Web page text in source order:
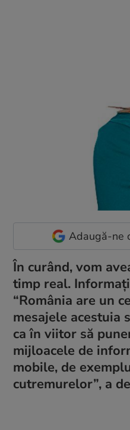
Adaugă-ne
În curând, vom
timp real.
“România are un
mesajele acestuia
ca în viitor să
mijloacele de
mobile, de
cutremurelor”, a